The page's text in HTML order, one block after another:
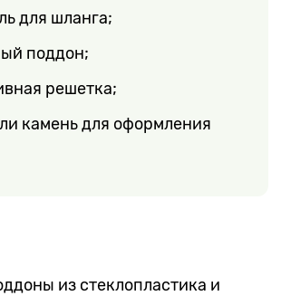
для шланга;
поддон;
решетка;
камень для оформления
из стеклопластика и